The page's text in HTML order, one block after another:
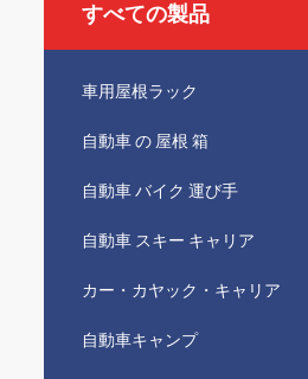
すべての製品
車用屋根ラック
自動車 の 屋根 箱
自動車 バイク 運び手
自動車 スキー キャリア
カー・カヤック・キャリア
自動車キャンプ